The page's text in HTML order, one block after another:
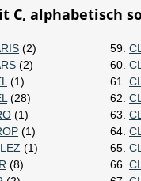
C, alphabetisch
(2)
(2)
(1)
(28)
(1)
(1)
(1)
(8)
59.
60.
61.
62.
63.
64.
65.
66.